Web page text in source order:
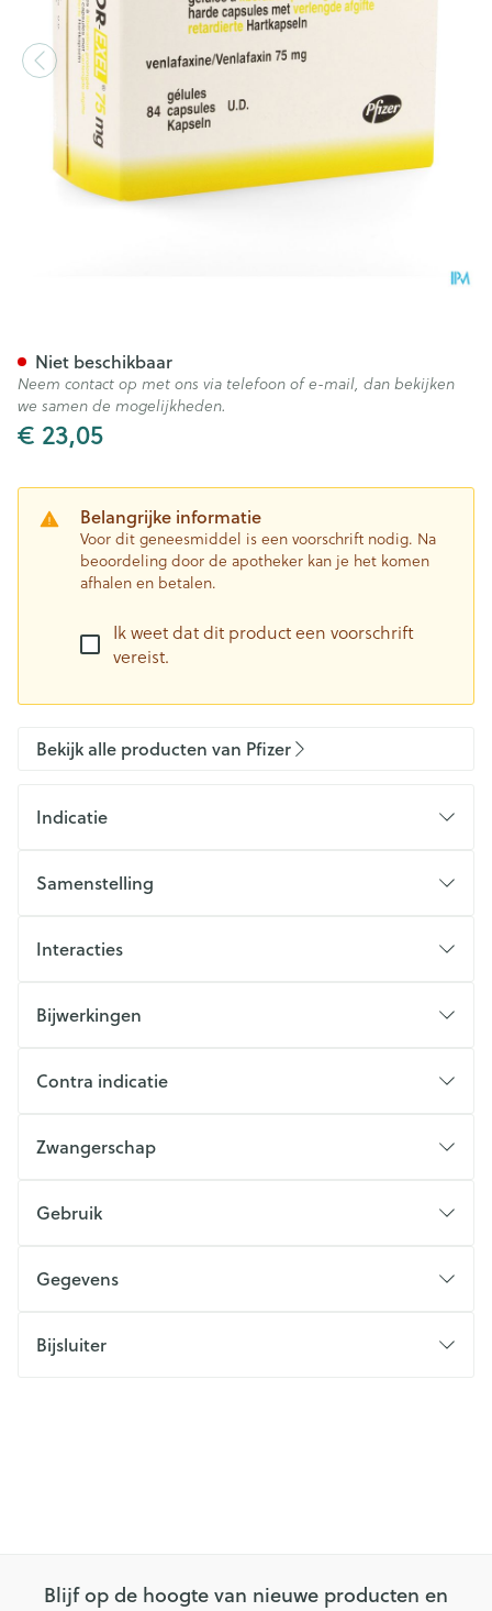
€ 23,05
Belangrijke informatie
Voor dit geneesmiddel is een voorschrift nodig. Na
beoordeling door de apotheker kan je het komen
afhalen en betalen.
Ik weet dat dit product een voorschrift
vereist.
Niet beschikbaar
Neem contact op met ons via telefoon of e-mail, dan bekijken
we samen de mogelijkheden.
Bekijk alle producten van Pfizer
Indicatie
Samenstelling
Interacties
Bijwerkingen
Contra indicatie
Zwangerschap
Gebruik
Gegevens
Bijsluiter
Blijf op de hoogte van nieuwe producten en